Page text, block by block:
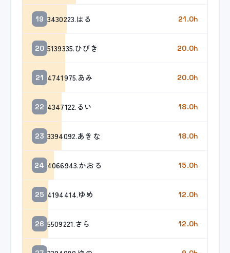
19 3430223.はる 21.0h
20 5139335.ひびき 20.0h
21 4741975.あみ 20.0h
22 4347122.るい 18.0h
23 3394092.あきな 18.0h
24 4066943.かおる 15.0h
25 4194414.ゆめ 12.0h
26 5509221.さら 12.0h